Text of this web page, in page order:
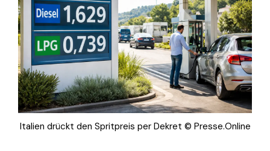
Italien drückt den Spritpreis per Dekret © Presse.Online